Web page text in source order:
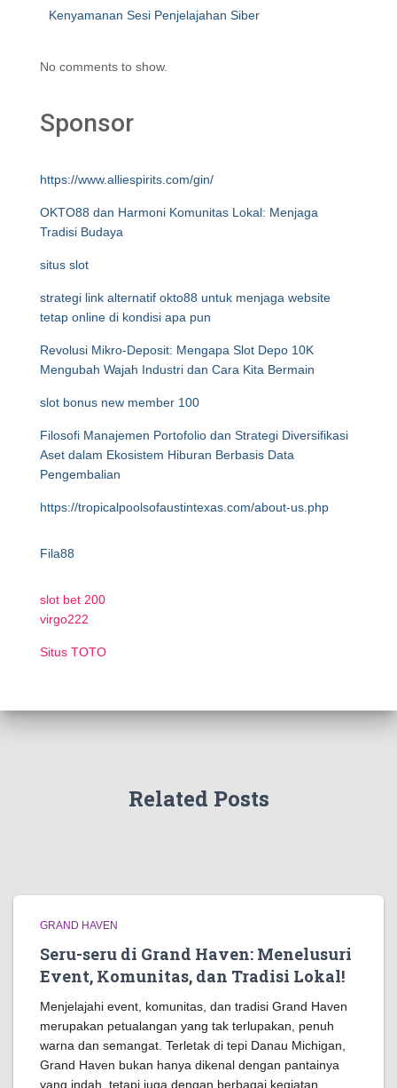
Kenyamanan Sesi Penjelajahan Siber
No comments to show.
Sponsor
https://www.alliespirits.com/gin/
OKTO88 dan Harmoni Komunitas Lokal: Menjaga
Tradisi Budaya
situs slot
strategi link alternatif okto88 untuk menjaga website
tetap online di kondisi apa pun
Revolusi Mikro-Deposit: Mengapa Slot Depo 10K
Mengubah Wajah Industri dan Cara Kita Bermain
slot bonus new member 100
Filosofi Manajemen Portofolio dan Strategi Diversifikasi
Aset dalam Ekosistem Hiburan Berbasis Data
Pengembalian
https://tropicalpoolsofaustintexas.com/about-us.php
Fila88
slot bet 200
virgo222
Situs TOTO
Related Posts
GRAND HAVEN
Seru-seru di Grand Haven: Menelusuri
Event, Komunitas, dan Tradisi Lokal!
Menjelajahi event, komunitas, dan tradisi Grand Haven
merupakan petualangan yang tak terlupakan, penuh
warna dan semangat. Terletak di tepi Danau Michigan,
Grand Haven bukan hanya dikenal dengan pantainya
yang indah, tetapi juga dengan berbagai kegiatan